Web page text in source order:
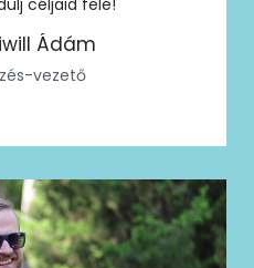
Ádám
vezető